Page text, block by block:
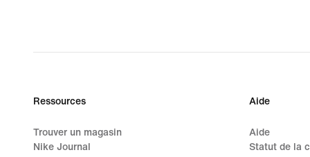
Ressources
Trouver un magasin
Nike Journal
Aide
Aide
Statut de la